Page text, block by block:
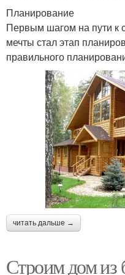
Планирование
Первым шагом на пути к
мечты стал этап
правильного
читать дальше →
Строим дом из